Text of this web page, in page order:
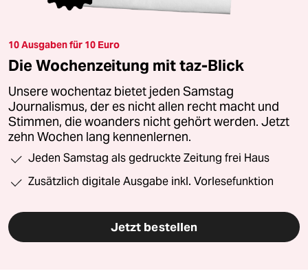
10 Ausgaben für 10 Euro
Die Wochenzeitung mit taz-Blick
Unsere wochentaz bietet jeden Samstag
Journalismus, der es nicht allen recht macht und
Stimmen, die woanders nicht gehört werden. Jetzt
zehn Wochen lang kennenlernen.
Jeden Samstag als gedruckte Zeitung frei Haus
Zusätzlich digitale Ausgabe inkl. Vorlesefunktion
Jetzt bestellen